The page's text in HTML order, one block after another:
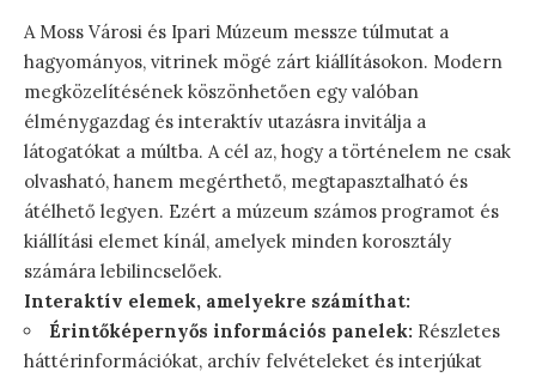
A Moss Városi és Ipari Múzeum messze túlmutat a
hagyományos, vitrinek mögé zárt kiállításokon. Modern
megközelítésének köszönhetően egy valóban
élménygazdag és interaktív utazásra invitálja a
látogatókat a múltba. A cél az, hogy a történelem ne csak
olvasható, hanem megérthető, megtapasztalható és
átélhető legyen. Ezért a múzeum számos programot és
kiállítási elemet kínál, amelyek minden korosztály
számára lebilincselőek.
Interaktív elemek, amelyekre számíthat:
Érintőképernyős információs panelek: Részletes
háttérinformációkat, archív felvételeket és interjúkat